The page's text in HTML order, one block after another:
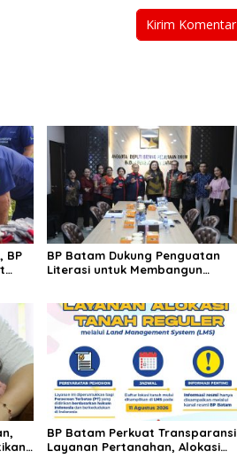
BP
BP Batam Dukung Penguatan
Literasi untuk Membangun
BP Batam Perkuat Transparansi
Layanan Pertanahan, Alokasi